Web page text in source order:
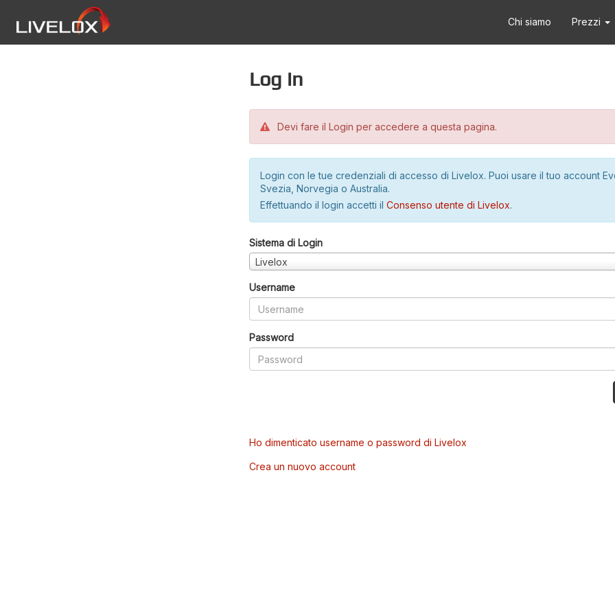
Chi siamo Prezzi
Log in
Devi fare il Login per accedere a questa pagina.
Login con le tue credenziali di accesso di Livelox. Puoi usare il tuo account
Svezia, Norvegia o Australia.
Effettuando il login accetti il Consenso utente di Livelox.
Sistema di Login
Livelox
Username
Password
Ho dimenticato username o password di Livelox
Crea un nuovo account